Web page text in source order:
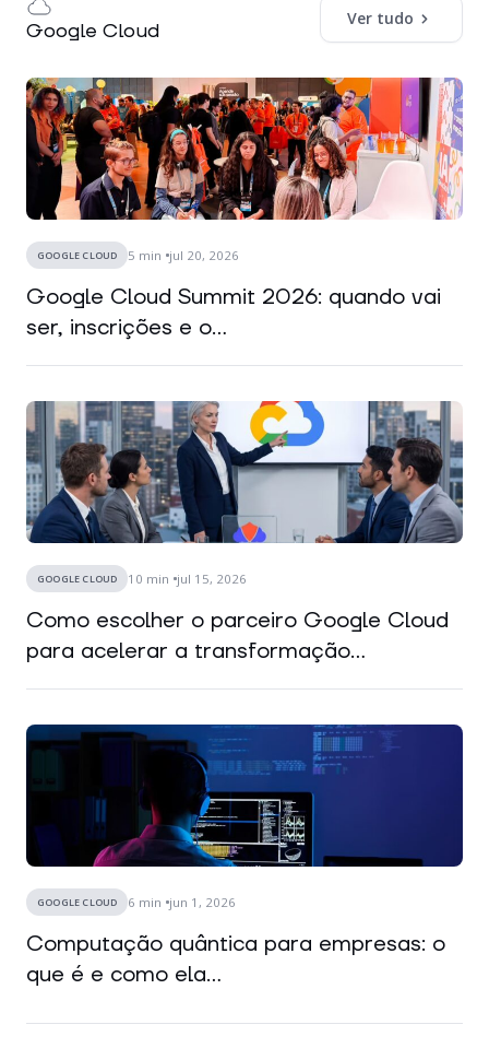
Google Cloud
Ver tudo
GOOGLE CLOUD 5 min jul 20, 2026
Google Cloud Summit 2026: quando vai
ser, inscrições e o...
GOOGLE CLOUD 10 min jul 15, 2026
Como escolher o parceiro Google Cloud
para acelerar a transformação...
GOOGLE CLOUD 6 min jun 1, 2026
Computação quântica para empresas: o
que é e como ela...